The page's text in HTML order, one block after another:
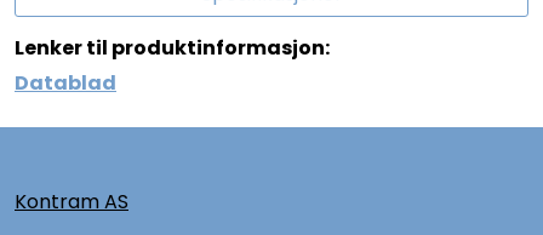
Lenker til produktinformasjon:
Datablad
Kontram AS